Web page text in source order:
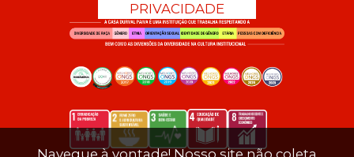
PRIVACIDADE
Navegue à vontade! Nosso site não coleta